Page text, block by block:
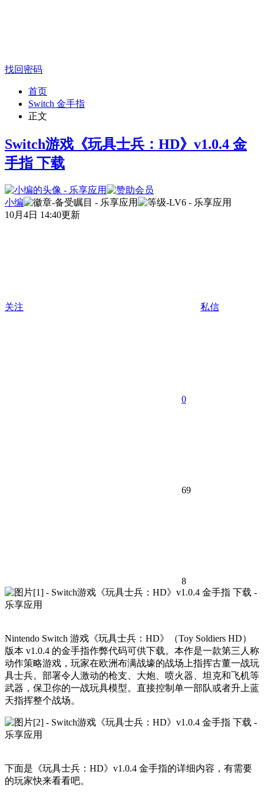
找回密码
首页
Switch 金手指
正文
Switch游戏《玩具士兵：HD》v1.0.4 金
手指 下载
小编
10月4日 14:40更新
关注 私信
0
69
8
Nintendo Switch 游戏《玩具士兵：HD》（Toy Soldiers HD）
版本 v1.0.4 的金手指作弊代码可供下载。本作是一款第三人称
动作策略游戏，玩家在欧洲布满战壕的战场上指挥古董一战玩
具士兵。部署令人激动的枪支、大炮、喷火器、坦克和飞机等
武器，保卫你的一战玩具模型。直接控制单一部队或者升上蓝
天指挥整个战场。
下面是《玩具士兵：HD》v1.0.4 金手指的详细内容，有需要
的玩家快来看看吧。